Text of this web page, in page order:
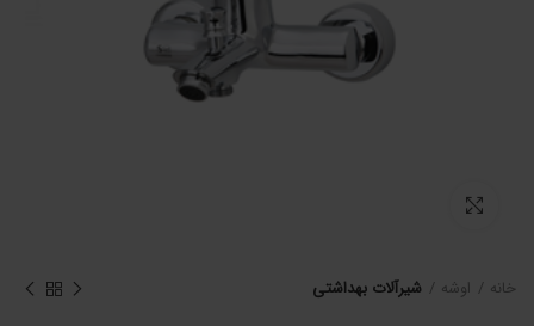
خانه اوشه شیرآلات بهداشتی